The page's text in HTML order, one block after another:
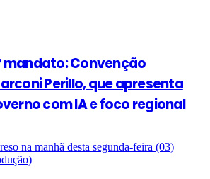
mandato: Convenção
Perillo, que apresenta
com IA e foco regional